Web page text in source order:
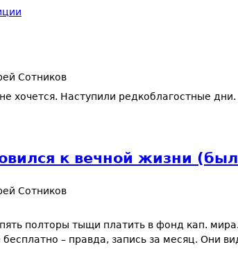
Сотников
хочется. Наступили редкоблагостные дни.
к вечной жизни
Сотников
полторы тыщи платить в фонд кап.
– правда, запись за месяц. Они